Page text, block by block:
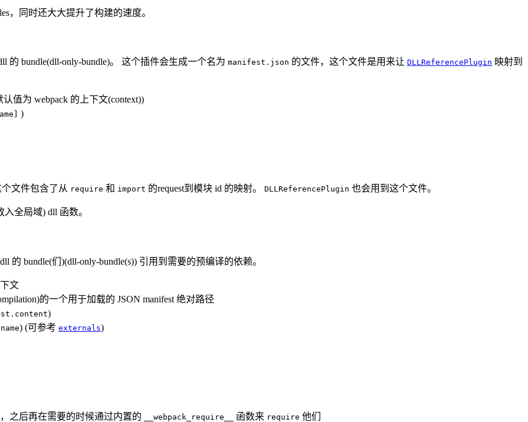
，同时还大大提升了构建的速度。
bundle(dll-only-bundle)。 这个插件会生成一个名为 manifest.json 的文件，这个文件是用来让 DLLReferencePlugin 映射到
值为 webpack 的上下文(context))
)
文件包含了从 require 和 import 的request到模块 id 的映射。 DLLReferencePlugin 也会用到这个文件。
全局域) dll 函数。
bundle(们)(dll-only-bundle(s)) 引用到需要的预编译的依赖。
文
的一个用于加载的 JSON manifest 绝对路径
)
) (可参考 externals)
之后再在需要的时候通过内置的 __webpack_require__ 函数来 require 他们